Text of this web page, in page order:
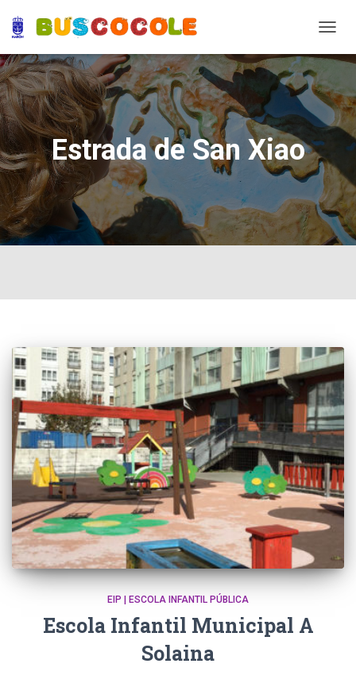
Estrada de San Xiao
EIP | ESCOLA INFANTIL PÚBLICA
Escola Infantil Municipal A
Solaina